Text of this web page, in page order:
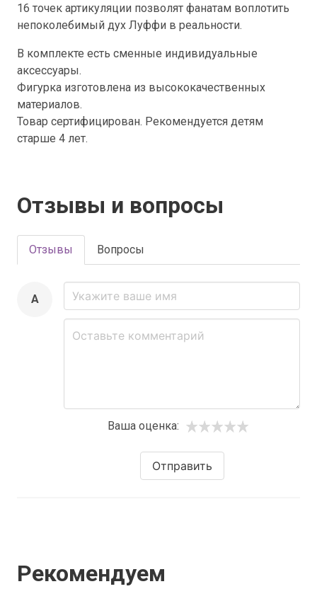
16 точек артикуляции позволят фанатам воплотить
непоколебимый дух Луффи в реальности.
В комплекте есть сменные индивидуальные
аксессуары.
Фигурка изготовлена из высококачественных
материалов.
Товар сертифицирован. Рекомендуется детям
старше 4 лет.
Отзывы и вопросы
Отзывы Вопросы
A
Ваша оценка:
Отправить
Рекомендуем